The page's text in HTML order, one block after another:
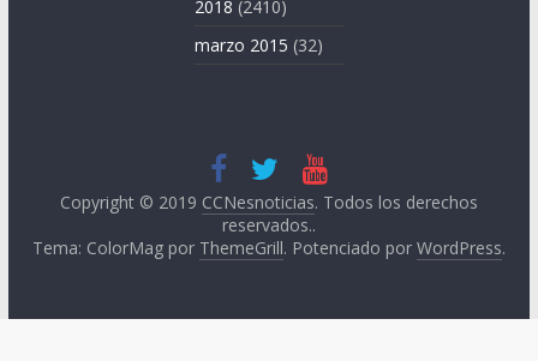
2018 (2410)
marzo 2015 (32)
Copyright © 2019 CCNesnoticias. Todos los derechos
reservados..
Tema: ColorMag por ThemeGrill. Potenciado por WordPress.